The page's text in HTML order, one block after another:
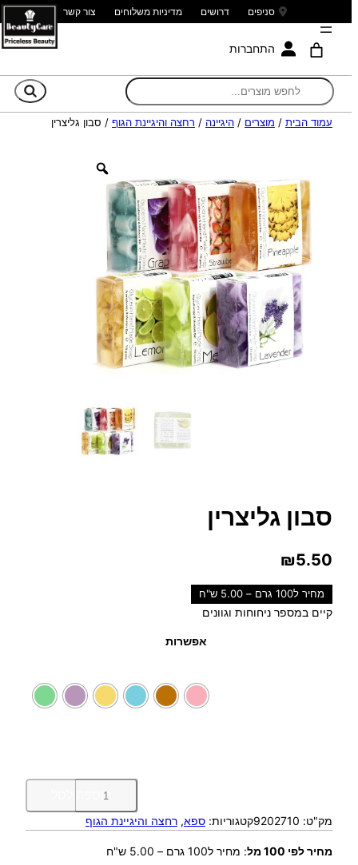
סניפים דרושים מדיניות משלוחים צור קשר
התחברות
עמוד הבית / מוצרים / היגיינה / רחצה והיגיינת הגוף / סבון גליצרין
סבון גליצרין
₪5.50
מחיר ל100 גרם – 5.00 ש"ח
קיים במספר ניחוחות וגוונים
אפשרות
כ
ו
ש
הוספה לסל
מק"ט: 9202710קטגוריות: ספא, רחצה והיגיינת הגוף
מחיר לפי 100 מל : מחיר ל100 גרם – 5.00 ש"ח